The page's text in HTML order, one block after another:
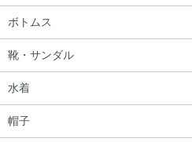
ボトムス
靴・サンダル
水着
帽子